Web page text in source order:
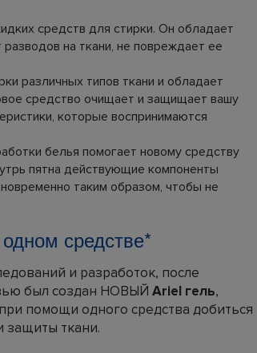
средств для стирки. Он обладает
на ткани, не повреждает ее
различных типов ткани и обладает
средство очищает и защищает вашу
которые воспринимаются
белья помогает новому средству
пятна действующие компоненты
таким образом, чтобы не
средстве*
и разработок, после
был создан НОВЫЙ Ariel гель,
помощи одного средства добиться
защиты ткани.